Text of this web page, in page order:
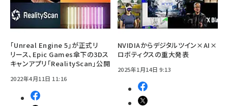
「Unreal Engine 5」が正式リ
リース、Epic Games傘下の3Dス
キャンアプリ「RealityScan」公開
2022年4月11日 11:16
NVIDIAからデジタルツイン×AI×
ロボティクスの重大発表
2025年1月14日 9:13